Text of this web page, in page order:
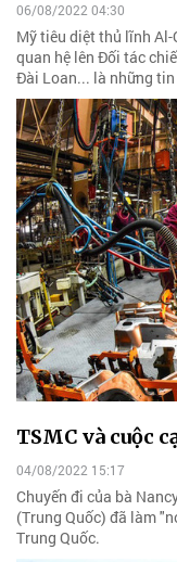
06/08/2022 04:30
Mỹ tiêu diệt thủ lĩnh
quan hệ lên Đối tác
Đài Loan... là những
TSMC và cuộc
04/08/2022 15:17
Chuyến đi của bà
(Trung Quốc) đã làm
Trung Quốc.